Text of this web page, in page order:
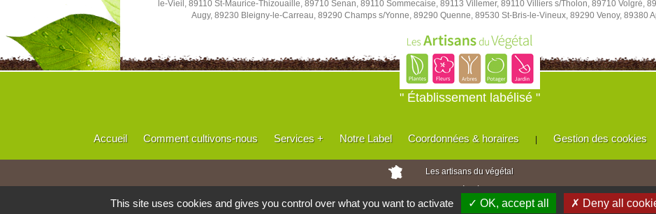
le-Vieil, 89110 St-Maurice-Thizouaille, 89710 Senan, 89110 Sommecaise, 89113 Villemer, 89110 Villiers s/Tholon, 89710 Volgré,
Augy, 89230 Bleigny-le-Carreau, 89290 Champs s/Yonne, 89290 Quenne, 89530 St-Bris-le-Vineux, 89290 Venoy, 89380
" Établissement labélisé "
Accueil Comment cultivons-nous Services + Notre Label Coordonnées & horaires | Gestion des cookies
Les artisans du végétal
Horticulteurs et pépinièristes de France
This site uses cookies and gives you control over what you want to activate ✓ OK, accept all ✗ Deny all